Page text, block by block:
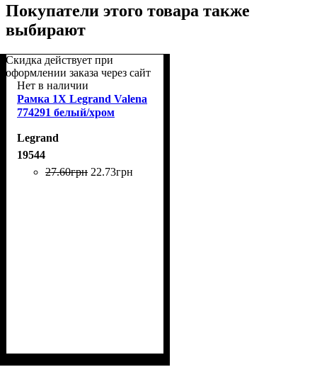
Покупатели этого товара также
выбирают
Скидка действует при
оформлении заказа через сайт
Нет в наличии
Рамка 1Х Legrand Valena
774291 белый/хром
Legrand
19544
27.60грн 22.73грн